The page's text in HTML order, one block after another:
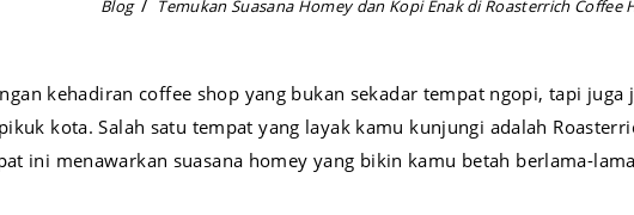
Blog Temukan Suasana Homey dan Kopi Enak di Roasterrich Coffee
kehadiran coffee shop yang bukan sekadar tempat ngopi, tapi
kota. Salah satu tempat yang layak kamu kunjungi adalah
ini menawarkan suasana homey yang bikin kamu betah berlama-